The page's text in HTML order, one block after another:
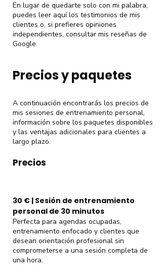
En lugar de quedarte solo con mi palabra,
puedes leer aquí los testimonios de mis
clientes o, si prefieres opiniones
independientes, consultar mis reseñas de
Google.
Precios y paquetes
A continuación encontrarás los precios de
mis sesiones de entrenamiento personal,
información sobre los paquetes disponibles
y las ventajas adicionales para clientes a
largo plazo.
Precios
30 € | Sesión de entrenamiento
personal de 30 minutos
Perfecta para agendas ocupadas,
entrenamiento enfocado y clientes que
desean orientación profesional sin
comprometerse a una sesión completa de
una hora.